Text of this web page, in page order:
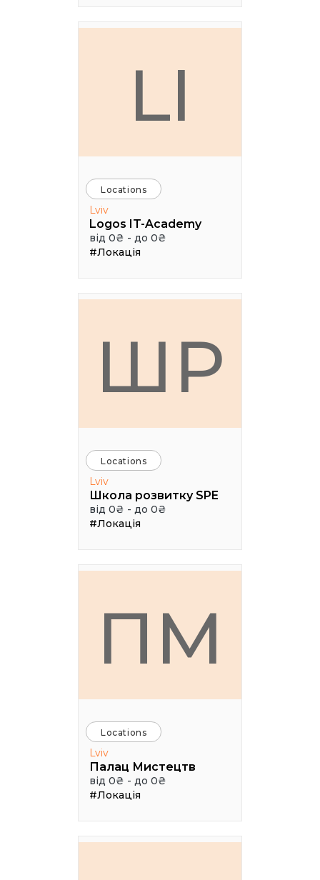
LI
Locations
Lviv
Logos IT-Academy
від 0₴ - до 0₴
#Локація
ШР
Locations
Lviv
Школа розвитку SPE
від 0₴ - до 0₴
#Локація
ПМ
Locations
Lviv
Палац Мистецтв
від 0₴ - до 0₴
#Локація